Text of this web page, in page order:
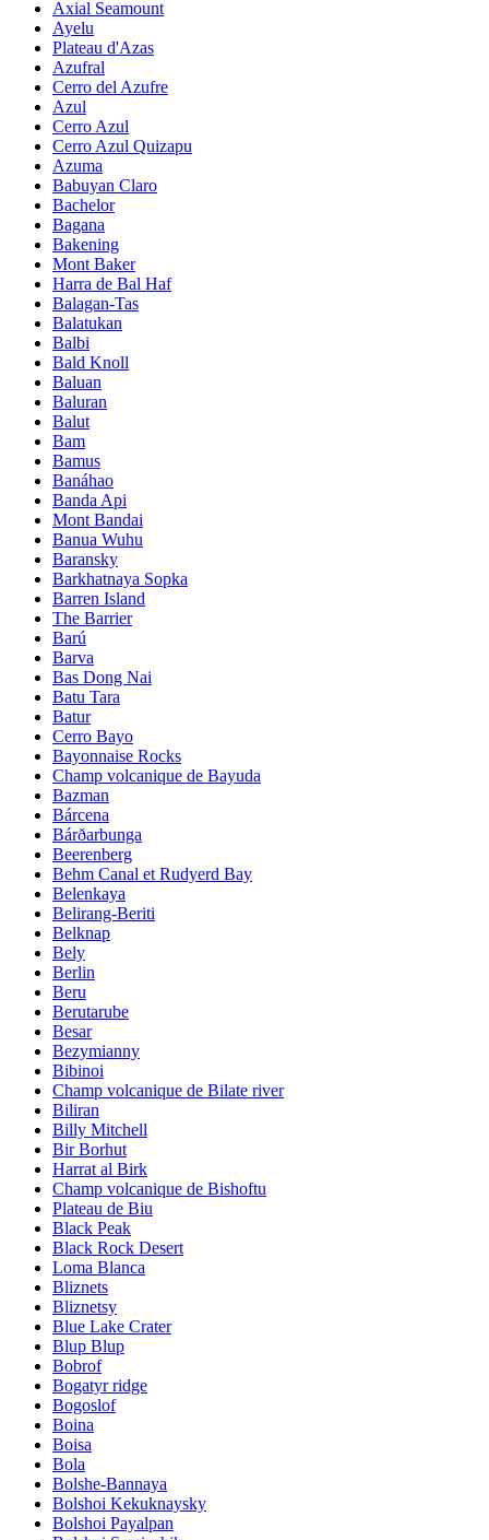
Axial Seamount
Ayelu
Plateau d'Azas
Azufral
Cerro del Azufre
Azul
Cerro Azul
Cerro Azul Quizapu
Azuma
Babuyan Claro
Bachelor
Bagana
Bakening
Mont Baker
Harra de Bal Haf
Balagan-Tas
Balatukan
Balbi
Bald Knoll
Baluan
Baluran
Balut
Bam
Bamus
Banáhao
Banda Api
Mont Bandai
Banua Wuhu
Baransky
Barkhatnaya Sopka
Barren Island
The Barrier
Barú
Barva
Bas Dong Nai
Batu Tara
Batur
Cerro Bayo
Bayonnaise Rocks
Champ volcanique de Bayuda
Bazman
Bárcena
Bárðarbunga
Beerenberg
Behm Canal et Rudyerd Bay
Belenkaya
Belirang-Beriti
Belknap
Bely
Berlin
Beru
Berutarube
Besar
Bezymianny
Bibinoi
Champ volcanique de Bilate river
Biliran
Billy Mitchell
Bir Borhut
Harrat al Birk
Champ volcanique de Bishoftu
Plateau de Biu
Black Peak
Black Rock Desert
Loma Blanca
Bliznets
Bliznetsy
Blue Lake Crater
Blup Blup
Bobrof
Bogatyr ridge
Bogoslof
Boina
Boisa
Bola
Bolshe-Bannaya
Bolshoi Kekuknaysky
Bolshoi Payalpan